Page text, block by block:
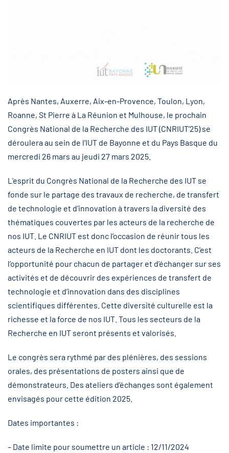
Après Nantes, Auxerre, Aix-en-Provence, Toulon, Lyon,
Roanne, St Pierre à La Réunion et Mulhouse, le prochain
Congrès National de la Recherche des IUT (CNRIUT’25) se
déroulera au sein de l’IUT de Bayonne et du Pays Basque du
mercredi 26 mars au jeudi 27 mars 2025.
L’esprit du Congrès National de la Recherche des IUT se
fonde sur le partage des travaux de recherche, de transfert
de technologie et d’innovation à travers la diversité des
thématiques couvertes par les acteurs de la recherche de
nos IUT. Le CNRIUT est donc l’occasion de réunir tous les
acteurs de la Recherche en IUT dont les doctorants. C’est
l’opportunité pour chacun de partager et d’échanger sur ses
activités et de découvrir des expériences de transfert de
technologie et d’innovation dans des disciplines
scientifiques différentes. Cette diversité culturelle est la
richesse et la force de nos IUT. Tous les secteurs de la
Recherche en IUT seront présents et valorisés.
Le congrès sera rythmé par des plénières, des sessions
orales, des présentations de posters ainsi que de
démonstrateurs. Des ateliers d’échanges sont également
envisagés pour cette édition 2025.
Dates importantes :
– Date limite pour soumettre un article : 12/11/2024